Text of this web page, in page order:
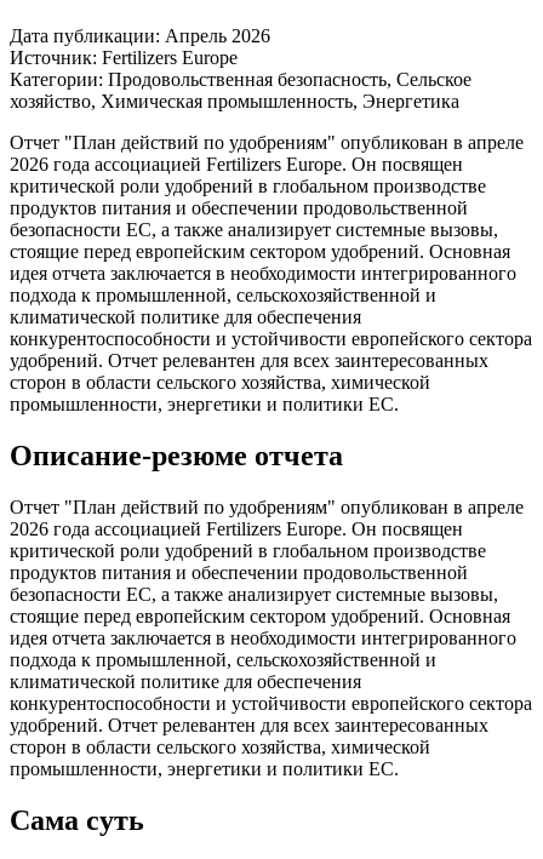
Дата публикации: Апрель 2026
Источник: Fertilizers Europe
Категории: Продовольственная безопасность, Сельское
хозяйство, Химическая промышленность, Энергетика
Отчет "План действий по удобрениям" опубликован в апреле
2026 года ассоциацией Fertilizers Europe. Он посвящен
критической роли удобрений в глобальном производстве
продуктов питания и обеспечении продовольственной
безопасности ЕС, а также анализирует системные вызовы,
стоящие перед европейским сектором удобрений. Основная
идея отчета заключается в необходимости интегрированного
подхода к промышленной, сельскохозяйственной и
климатической политике для обеспечения
конкурентоспособности и устойчивости европейского сектора
удобрений. Отчет релевантен для всех заинтересованных
сторон в области сельского хозяйства, химической
промышленности, энергетики и политики ЕС.
Описание-резюме отчета
Отчет "План действий по удобрениям" опубликован в апреле
2026 года ассоциацией Fertilizers Europe. Он посвящен
критической роли удобрений в глобальном производстве
продуктов питания и обеспечении продовольственной
безопасности ЕС, а также анализирует системные вызовы,
стоящие перед европейским сектором удобрений. Основная
идея отчета заключается в необходимости интегрированного
подхода к промышленной, сельскохозяйственной и
климатической политике для обеспечения
конкурентоспособности и устойчивости европейского сектора
удобрений. Отчет релевантен для всех заинтересованных
сторон в области сельского хозяйства, химической
промышленности, энергетики и политики ЕС.
Сама суть